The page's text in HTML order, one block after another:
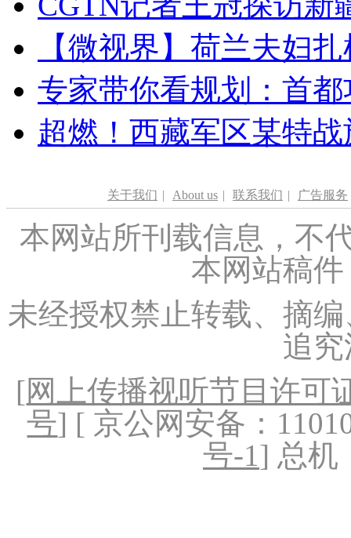
【微视界】荷兰夫妇
专家带你看规划：首
超燃！西藏军区某特
关于我们 | About us | 联系我们 | 广告服务
本网站所刊载信息，不
本网站稿
未经授权禁止转载、摘
追
[网上传播视听节目许可
号] [ 京公网安备：
号-1] 总机